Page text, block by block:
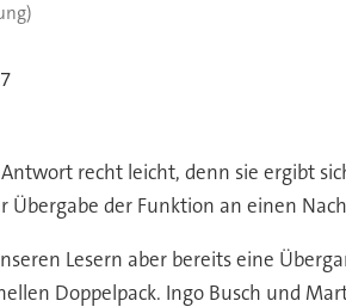
recht leicht, denn sie ergibt
Übergabe der Funktion an einen
Lesern aber bereits eine
Doppelpack. Ingo Busch und